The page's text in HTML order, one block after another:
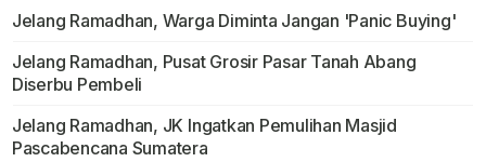
Jelang Ramadhan, Warga Diminta Jangan 'Panic Buying'
Jelang Ramadhan, Pusat Grosir Pasar Tanah Abang
Diserbu Pembeli
Jelang Ramadhan, JK Ingatkan Pemulihan Masjid
Pascabencana Sumatera